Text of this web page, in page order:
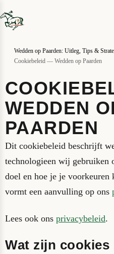
Wedden op Paarden: Uitleg, Tips &
Cookiebeleid — Wedden op Paarden
WEDDEN
PAARDEN
Dit cookiebeleid beschrijft
technologieen wij gebruiken
doel en hoe je je
vormt een aanvulling op ons
Lees ook ons privacybeleid.
Wat zijn cookies